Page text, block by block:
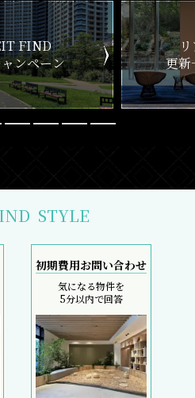
ルタイム
覧チェック
新
STYLE
初期費用お問い合わせ
気になる物件を
5分以内で回答